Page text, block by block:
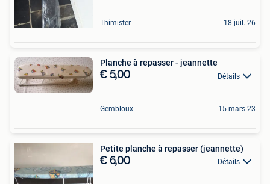
Thimister 18 juil. 26
Planche à repasser - jeannette
€ 5,00 Détails
Gembloux 15 mars 23
Petite planche à repasser (jeannette)
€ 6,00 Détails